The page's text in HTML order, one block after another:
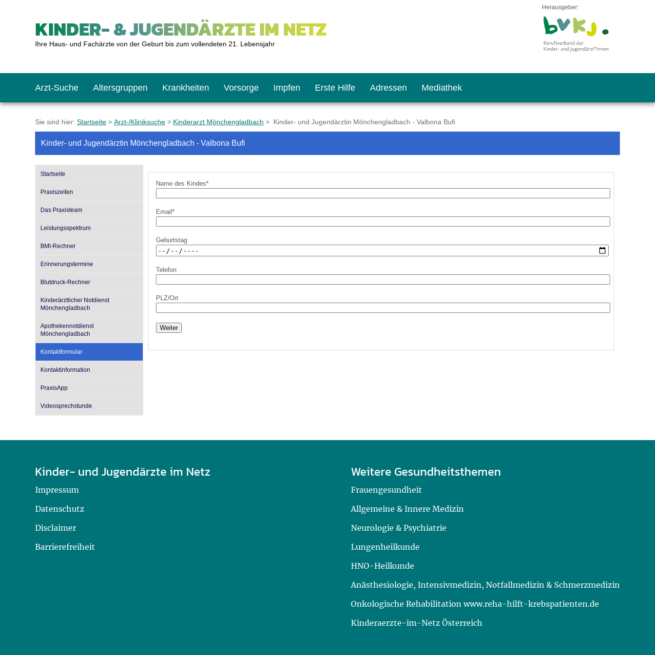
KINDER- & JUGENDÄRZTE IM NETZ
Ihre Haus- und Fachärzte von der Geburt bis zum vollendeten 21. Lebensjahr
Herausgeber:
Arzt-Suche Altersgruppen
Das erste Jahr
Schulkinder
Jugendliche
Krankheiten Vorsorge
Baby: U1 bis U6
Schulkind: U10 bis U11
Teenager: J1 bis J2
Impfen
Impfkalender
Was muss man beachten?
Impfreaktionen
Impfsicherheit
Recht auf Impfung
Erste Hilfe
Notrufnummern
Hausapotheke
Sofortmaßnahmen
Notdienste
Adressen
Notdienste
Gesundheitsämter
Link-Tipps
Mediathek
BMI-Rechner
Blutdruckrechner
Wachstum-Rechner
Empfehlungen zum Bildschirmmediengebrauch
Material zu den Vorsorgen
U0-Vorsorge
Sie sind hier: Startseite > Arzt-/Kliniksuche > Kinderarzt Mönchengladbach > Kinder- und Jugendärztin Mönchengladbach - Valbona Bufi
Kinder- und Jugendärztin Mönchengladbach - Valbona Bufi
Startseite
Praxiszeiten
Das Praxisteam
Leistungsspektrum
BMI-Rechner
Erinnerungstermine
Blutdruck-Rechner
Kinderärztlicher Notdienst
Mönchengladbach
Apothekennotdienst
Mönchengladbach
Kontaktformular
Kontaktinformation
PraxisApp
Videosprechstunde
Name des Kindes*
Email*
Geburtstag
Telefon
PLZ/Ort
Weiter
Kinder- und Jugendärzte im Netz
Impressum
Datenschutz
Disclaimer
Barrierefreiheit
Weitere Gesundheitsthemen
Frauengesundheit
Allgemeine & Innere Medizin
Neurologie & Psychiatrie
Lungenheilkunde
HNO-Heilkunde
Anästhesiologie, Intensivmedizin, Notfallmedizin & Schmerzmedizin
Onkologische Rehabilitation www.reha-hilft-krebspatienten.de
Kinderaerzte-im-Netz Österreich